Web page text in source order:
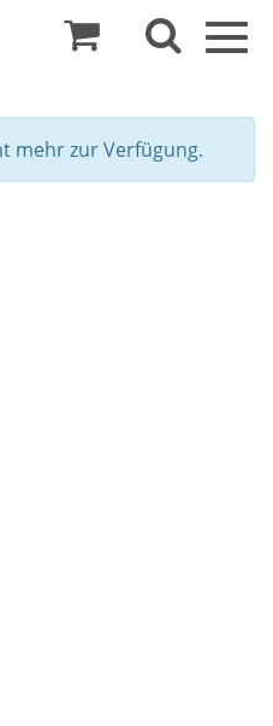
mehr zur Verfügung.